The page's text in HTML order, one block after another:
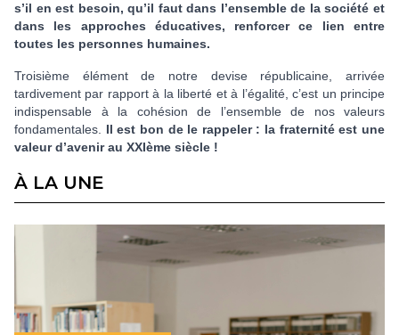
s’il en est besoin, qu’il faut dans l’ensemble de la société et
dans les approches éducatives, renforcer ce lien entre
toutes les personnes humaines.
Troisième élément de notre devise républicaine, arrivée
tardivement par rapport à la liberté et à l’égalité, c’est un principe
indispensable à la cohésion de l’ensemble de nos valeurs
fondamentales. Il est bon de le rappeler : la fraternité est une
valeur d’avenir au XXIème siècle !
À LA UNE